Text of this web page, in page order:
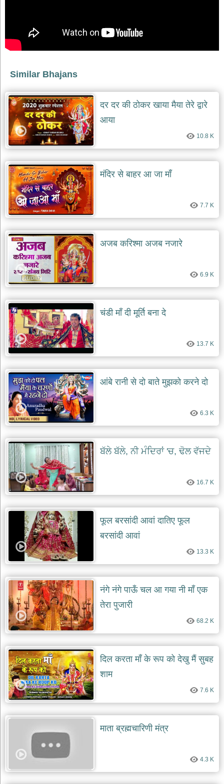
गुरुदेव
भजन
विविध
भजन
miscellaneous
bhajans
विष्णु
भजन
vishnu
bhajans
बाबा
बालक
नाथ
भजन
baba
balak
nath
देश
भक्ति
भजन
patriotic
bhajans
खाटू
श्याम
भजन
khatu
shaym
bhajans
रानी
सती
दादी
भजन
rani
sati
dadi
bhajans
लाल
दयाल
भजन
bawa
lal
dayal
bhajans
शनि
भजन
shani
dev
bhajans
का
भजन
bhajan
of
the
day
भजन
जोड़ें
add
bhajans
Similar Bhajans
दर दर की ठोकर खाया मैया तेरे द्वारे
आया
10.8 K
मंदिर से बाहर आ जा माँ
7.7 K
अजब करिश्मा अजब नजारे
6.9 K
चंडी माँ दी मूर्ति बना दे
13.7 K
आंबे रानी से दो बाते मुझको करने दो
6.3 K
ਬੱਲੇ ਬੱਲੇ, ਨੀ ਮੰਦਿਰਾਂ 'ਚ, ਢੋਲ ਵੱਜਦੇ
16.7 K
फूल बरसांदी आवां दातिए फूल
बरसांदी आवां
13.3 K
नंगे नंगे पाऊँ चल आ गया नी माँ एक
तेरा पुजारी
68.2 K
दिल करता माँ के रूप को देखु मैं सुबह
शाम
7.6 K
माता ब्रह्मचारिणी मंत्र
4.3 K